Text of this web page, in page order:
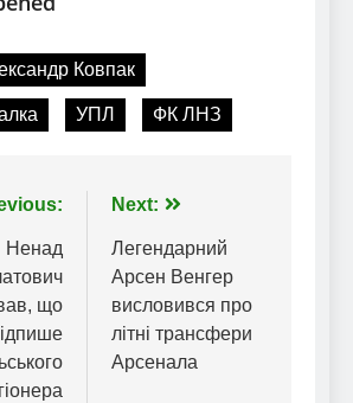
Ковпак
УПЛ ФК ЛНЗ
Ненад
що
Next:
Легендарний
Арсен Венгер
висловився про
літні трансфери
Арсенала